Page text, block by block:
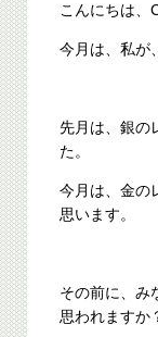
こんにちは、
今月は、私が
先月は、銀の
た。
今月は、金の
思います。
その前に、み
思われますか